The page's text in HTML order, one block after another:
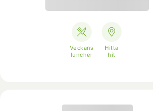
Veckans
luncher
Hitta
hit